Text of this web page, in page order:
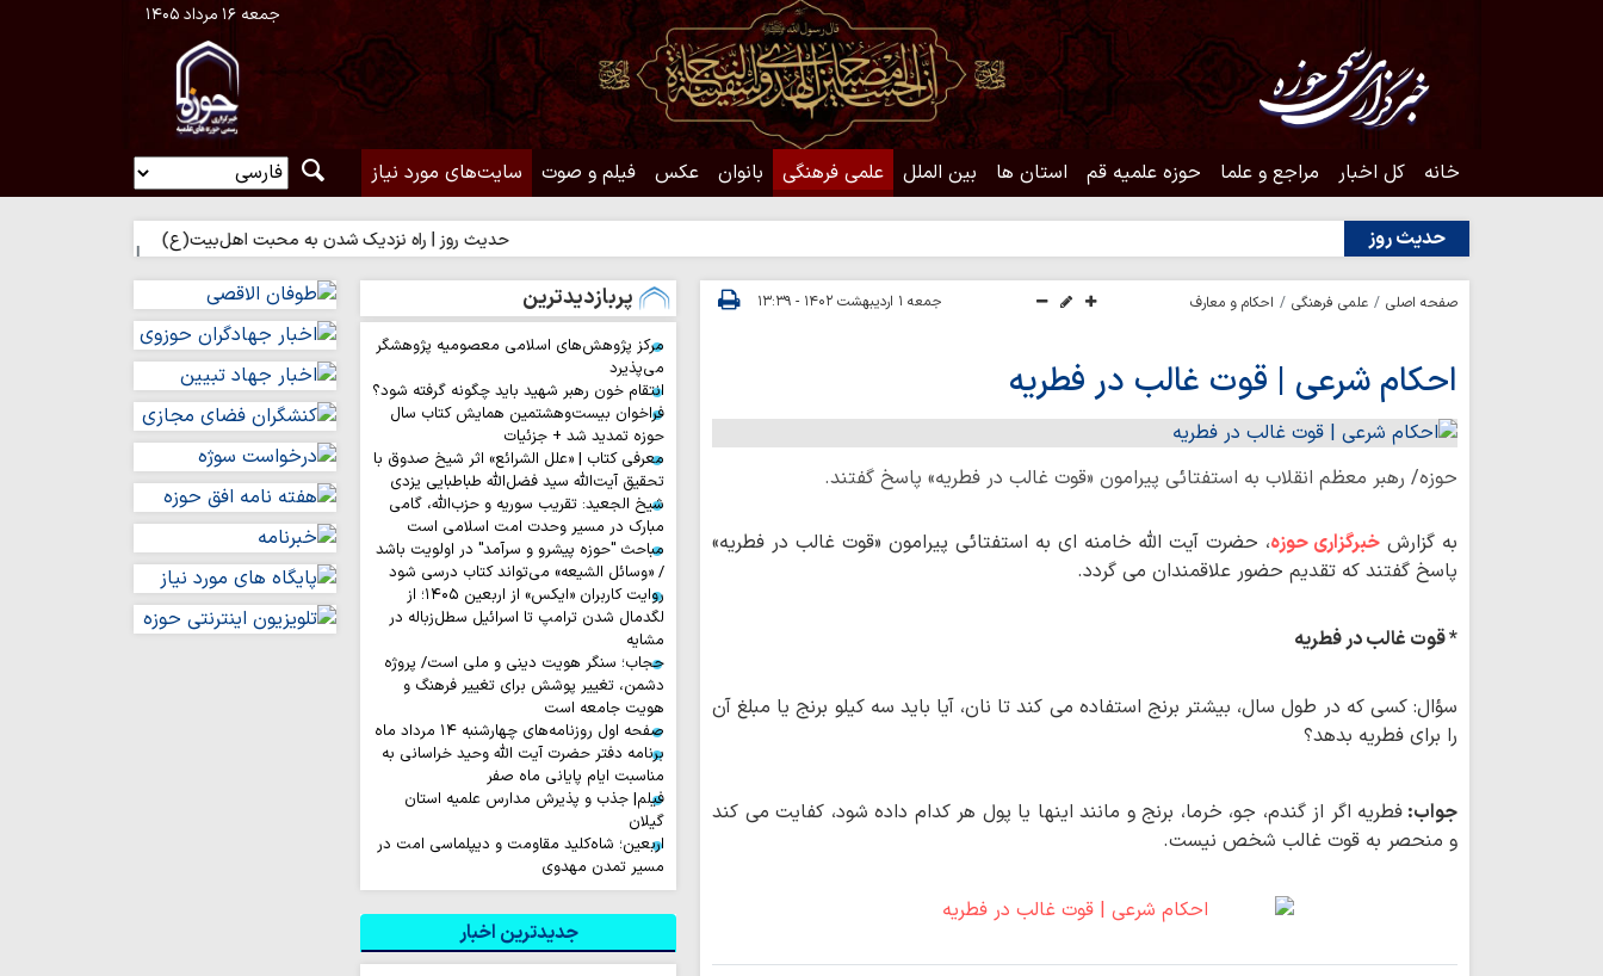
جمعه ۱۶ مرداد ۱۴۰۵
خانه کل اخبار مراجع و علما حوزه علمیه قم استان ها بین الملل علمی فرهنگی بانوان عکس فیلم و صوت سایت‌های مورد نیاز
حدیث روز حدیث روز | راه نزدیک شدن به محبت اهل‌بیت(ع) حدیث روز | بهترین
صفحه اصلی علمی فرهنگی احکام و معارف جمعه ۱ اردیبهشت ۱۴۰۲ - ۱۳:۳۹
احکام شرعی | قوت غالب در فطریه
حوزه/ رهبر معظم انقلاب به استفتائی پیرامون «قوت غالب در فطریه» پاسخ گفتند.
به گزارش خبرگزاری حوزه، حضرت آیت الله خامنه ای به استفتائی پیرامون «قوت غالب در فطریه»
پاسخ گفتند که تقدیم حضور علاقمندان می گردد.
* قوت غالب در فطریه
سؤال: کسی که در طول سال، بیشتر برنج استفاده می کند تا نان، آیا باید سه کیلو برنج یا مبلغ آن
را برای فطریه بدهد؟
جواب: فطریه اگر از گندم، جو، خرما، برنج و مانند اینها یا پول هر کدام داده شود، کفایت می کند
و منحصر به قوت غالب شخص نیست.
پربازدیدترین
مرکز پژوهش‌های اسلامی معصومیه پژوهشگر
می‌پذیرد
انتقام خون رهبر شهید باید چگونه گرفته شود؟
فراخوان بیست‌وهشتمین همایش کتاب سال
حوزه تمدید شد + جزئیات
معرفی کتاب | «علل الشرائع» اثر شیخ صدوق با
تحقیق آیت‌الله سید فضل‌الله طباطبایی یزدی
شیخ الجعید: تقریب سوریه و حزب‌الله، گامی
مبارک در مسیر وحدت امت اسلامی است
مباحث "حوزه پیشرو و سرآمد" در اولویت باشد
/ «وسائل الشیعه» می‌تواند کتاب درسی شود
روایت‌ کاربران «ایکس» از اربعین ۱۴۰۵؛ از
لگدمال شدن ترامپ تا اسرائیل سطل‌زباله‌ در
مشایه
حجاب؛ سنگر هویت دینی و ملی است/ پروژه
دشمن، تغییر پوشش برای تغییر فرهنگ و
هویت جامعه است
صفحه اول روزنامه‌های چهارشنبه ۱۴ مرداد ماه
برنامه دفتر حضرت آیت الله وحید خراسانی به
مناسبت ایام پایانی ماه صفر
فیلم| جذب و پذیرش مدارس علمیه استان
گیلان
اربعین؛ شاه‌کلید مقاومت و دیپلماسی امت در
مسیر تمدن مهدوی
جدیدترین اخبار